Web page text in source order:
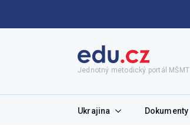
Jednotný metodický portál MŠMT
Ukrajina Dokumenty